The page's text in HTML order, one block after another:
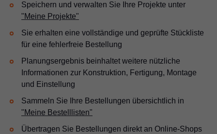
Speichern und verwalten Sie Ihre Projekte unter
"Meine Projekte"
Sie erhalten eine vollständige und geprüfte Stückliste
für eine fehlerfreie Bestellung
Planungsergebnis beinhaltet weitere nützliche
Informationen zur Konstruktion, Fertigung, Montage
und Einstellung
Sammeln Sie Ihre Bestellungen übersichtlich in
"Meine Bestelllisten"
Übertragen Sie Bestellungen direkt an Online-Shops